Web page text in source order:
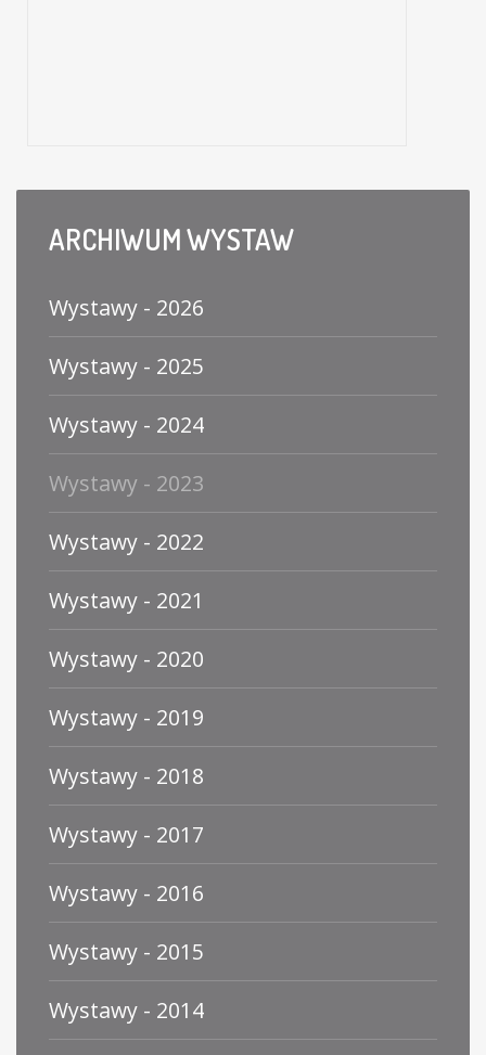
ARCHIWUMWYSTAW
Wystawy - 2026
Wystawy - 2025
Wystawy - 2024
Wystawy - 2023
Wystawy - 2022
Wystawy - 2021
Wystawy - 2020
Wystawy - 2019
Wystawy - 2018
Wystawy - 2017
Wystawy - 2016
Wystawy - 2015
Wystawy - 2014